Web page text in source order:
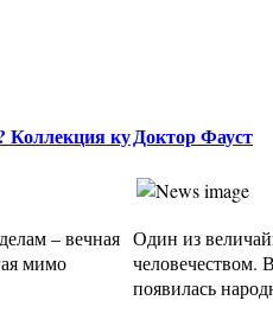
Коллекция ку
– вечная
мимо
Доктор Фауст
Один из
человечеством.
появилась